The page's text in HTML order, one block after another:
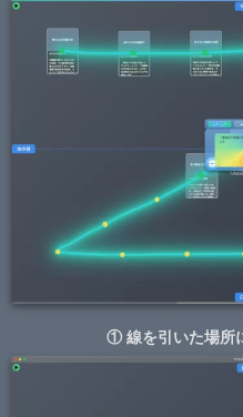
① 線を引いた場所